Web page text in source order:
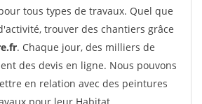
tous types de travaux. Quel que
trouver des chantiers grâce
. Chaque jour, des milliers de
des devis en ligne. Nous pouvons
en relation avec des peintures